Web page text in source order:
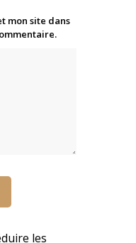
mon site dans
les